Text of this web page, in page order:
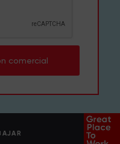
comercial